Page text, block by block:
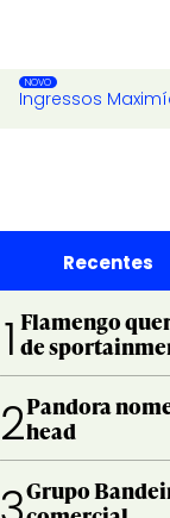
Ingressos
Recentes
1 Flamengo
de
2Pandora
head
Grupo